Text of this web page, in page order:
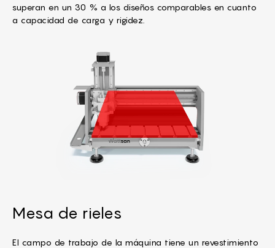
superan en un 30 % a los diseños comparables en cuanto
a capacidad de carga y rigidez.
Mesa de rieles
El campo de trabajo de la máquina tiene un revestimiento